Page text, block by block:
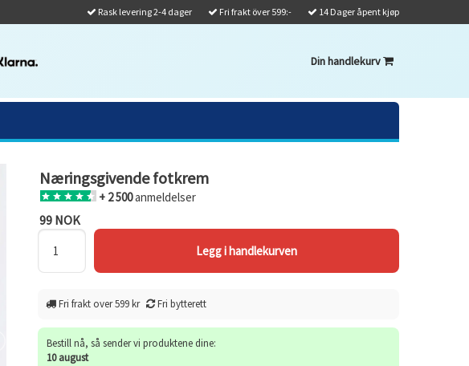
Rask levering 2-4 dager Fri frakt över 599:- 14 Dager åpent kjøp
Din handlekurv
Næringsgivende fotkrem
+ 2 500anmeldelser
99 NOK
Fri frakt over 599 kr Fri bytterett
Bestill nå, så sender vi produktene dine:
10 august